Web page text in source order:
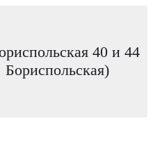
40 и 44
Бориспольская)